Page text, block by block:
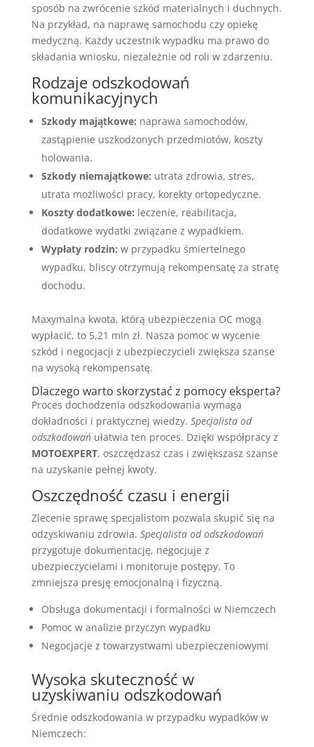
sposób na zwrócenie szkód materialnych i duchnych.
Na przykład, na naprawę samochodu czy opiekę
medyczną. Każdy uczestnik wypadku ma prawo do
składania wniosku, niezależnie od roli w zdarzeniu.
Rodzaje odszkodowań
komunikacyjnych
Szkody majątkowe: naprawa samochodów,
zastąpienie uszkodzonych przedmiotów, koszty
holowania.
Szkody niemajątkowe: utrata zdrowia, stres,
utrata możliwości pracy, korekty ortopedyczne.
Koszty dodatkowe: leczenie, reabilitacja,
dodatkowe wydatki związane z wypadkiem.
Wypłaty rodzin: w przypadku śmiertelnego
wypadku, bliscy otrzymują rekompensatę za stratę
dochodu.
Maxymalna kwota, którą ubezpieczenia OC mogą
wypłacić, to 5,21 mln zł. Nasza pomoc w wycenie
szkód i negocjacji z ubezpieczycieli zwiększa szanse
na wysoką rekompensatę.
Dlaczego warto skorzystać z pomocy eksperta?
Proces dochodzenia odszkodowania wymaga
dokładności i praktycznej wiedzy. Specjalista od
odszkodowańułatwia ten proces. Dzięki współpracy z
MOTOEXPERT, oszczędzasz czas i zwiększasz szanse
na uzyskanie pełnej kwoty.
Oszczędność czasu i energii
Zlecenie sprawę specjalistom pozwala skupić się na
odzyskiwaniu zdrowia. Specjalista od odszkodowań
przygotuje dokumentację, negocjuje z
ubezpieczycielami i monitoruje postępy. To
zmniejsza presję emocjonalną i fizyczną.
Obsługa dokumentacji i formalności w Niemczech
Pomoc w analizie przyczyn wypadku
Negocjacje z towarzystwami ubezpieczeniowymi
Wysoka skuteczność w
uzyskiwaniu odszkodowań
Średnie odszkodowania w przypadku wypadków w
Niemczech: